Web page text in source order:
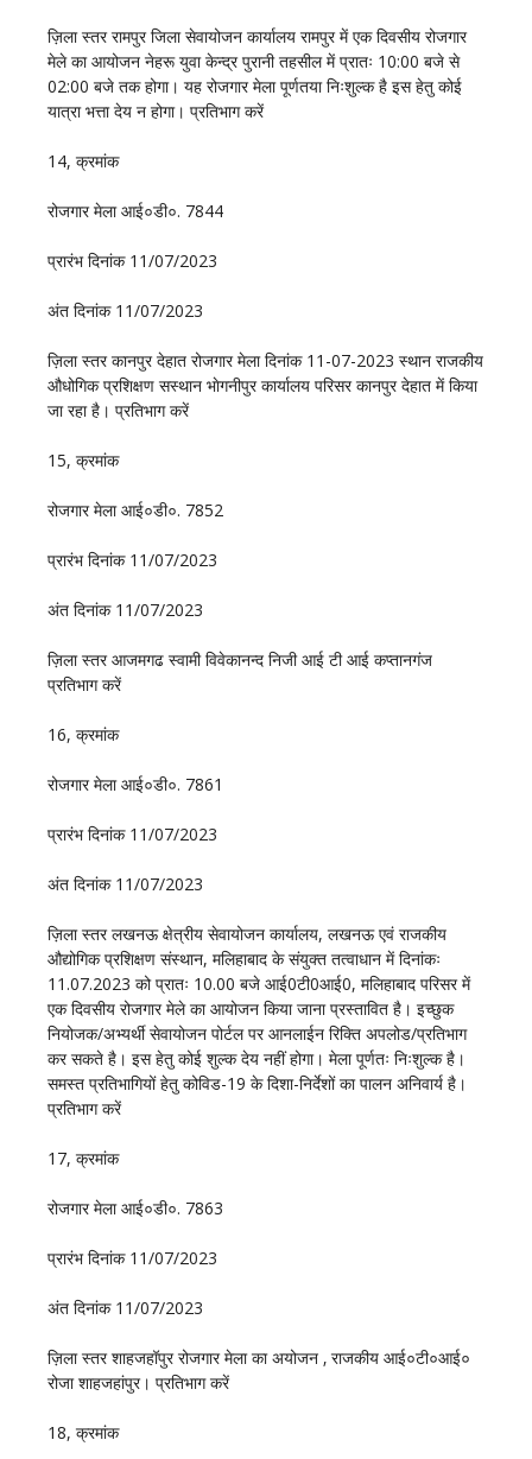
ज़िला स्तर रामपुर जिला सेवायोजन कार्यालय रामपुर में एक दिवसीय रोजगार
मेले का आयोजन नेहरू युवा केन्द्र पुरानी तहसील में प्रातः 10:00 बजे से
02:00 बजे तक होगा। यह रोजगार मेला पूर्णतया निःशुल्क है इस हेतु कोई
यात्रा भत्ता देय न होगा। प्रतिभाग करें
14, क्रमांक
रोजगार मेला आई०डी०. 7844
प्रारंभ दिनांक 11/07/2023
अंत दिनांक 11/07/2023
ज़िला स्तर कानपुर देहात रोजगार मेला दिनांक 11-07-2023 स्थान राजकीय
औधोगिक प्रशिक्षण सस्थान भाेगनीपुर कार्यालय परिसर कानपुर देहात में किया
जा रहा है। प्रतिभाग करें
15, क्रमांक
रोजगार मेला आई०डी०. 7852
प्रारंभ दिनांक 11/07/2023
अंत दिनांक 11/07/2023
ज़िला स्तर आजमगढ स्वामी विवेकानन्द निजी आई टी आई कप्तानगंज
प्रतिभाग करें
16, क्रमांक
रोजगार मेला आई०डी०. 7861
प्रारंभ दिनांक 11/07/2023
अंत दिनांक 11/07/2023
ज़िला स्तर लखनऊ क्षेत्रीय सेवायोजन कार्यालय, लखनऊ एवं राजकीय
औद्योगिक प्रशिक्षण संस्थान, मलिहाबाद के संयुक्त तत्वाधान में दिनांकः
11.07.2023 को प्रातः 10.00 बजे आई0टी0आई0, मलिहाबाद परिसर में
एक दिवसीय रोजगार मेले का आयोजन किया जाना प्रस्तावित है। इच्छुक
नियोजक/अभ्यर्थी सेवायोजन पोर्टल पर आनलाईन रिक्ति अपलोड/प्रतिभाग
कर सकते है। इस हेतु कोई शुल्क देय नहीं होगा। मेला पूर्णतः निःशुल्क है।
समस्त प्रतिभागियों हेतु कोविड-19 के दिशा-निर्देशों का पालन अनिवार्य है।
प्रतिभाग करें
17, क्रमांक
रोजगार मेला आई०डी०. 7863
प्रारंभ दिनांक 11/07/2023
अंत दिनांक 11/07/2023
ज़िला स्तर शाहजहॉपुर रोजगार मेला का अयोजन ‚ राजकीय आई०टी०आई०
रोजा शाहजहांपुर। प्रतिभाग करें
18, क्रमांक